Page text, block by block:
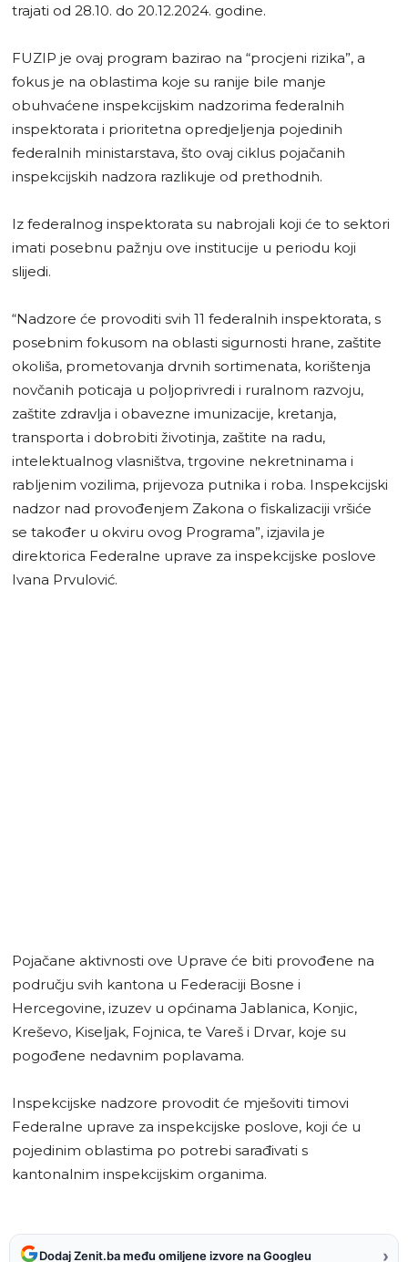
trajati od 28.10. do 20.12.2024. godine.
FUZIP je ovaj program bazirao na “procjeni rizika”, a
fokus je na oblastima koje su ranije bile manje
obuhvaćene inspekcijskim nadzorima federalnih
inspektorata i prioritetna opredjeljenja pojedinih
federalnih ministarstava, što ovaj ciklus pojačanih
inspekcijskih nadzora razlikuje od prethodnih.
Iz federalnog inspektorata su nabrojali koji će to sektori
imati posebnu pažnju ove institucije u periodu koji
slijedi.
“Nadzore će provoditi svih 11 federalnih inspektorata, s
posebnim fokusom na oblasti sigurnosti hrane, zaštite
okoliša, prometovanja drvnih sortimenata, korištenja
novčanih poticaja u poljoprivredi i ruralnom razvoju,
zaštite zdravlja i obavezne imunizacije, kretanja,
transporta i dobrobiti životinja, zaštite na radu,
intelektualnog vlasništva, trgovine nekretninama i
rabljenim vozilima, prijevoza putnika i roba. Inspekcijski
nadzor nad provođenjem Zakona o fiskalizaciji vršiće
se također u okviru ovog Programa”, izjavila je
direktorica Federalne uprave za inspekcijske poslove
Ivana Prvulović.
Pojačane aktivnosti ove Uprave će biti provođene na
području svih kantona u Federaciji Bosne i
Hercegovine, izuzev u općinama Jablanica, Konjic,
Kreševo, Kiseljak, Fojnica, te Vareš i Drvar, koje su
pogođene nedavnim poplavama.
Inspekcijske nadzore provodit će mješoviti timovi
Federalne uprave za inspekcijske poslove, koji će u
pojedinim oblastima po potrebi sarađivati s
kantonalnim inspekcijskim organima.
Dodaj Zenit.ba među omiljene izvore na Googleu ›